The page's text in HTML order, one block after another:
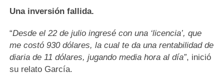
Una inversión fallida.
“Desde el 22 de julio ingresé con una ‘licencia’, que
me costó 930 dólares, la cual te da una rentabilidad de
diaria de 11 dólares, jugando media hora al día”, inició
su relato García.